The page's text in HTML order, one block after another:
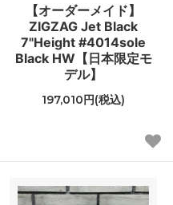
【オーダーメイド】
ZIGZAG Jet Black
7"Height #4014sole
Black HW【日本限定モ
デル】
197,010円(税込)